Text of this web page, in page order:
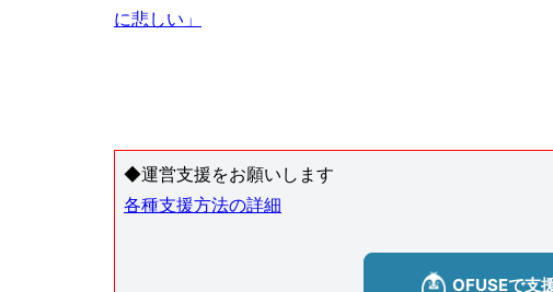
に悲しい」
◆運営支援をお願いします
各種支援方法の詳細